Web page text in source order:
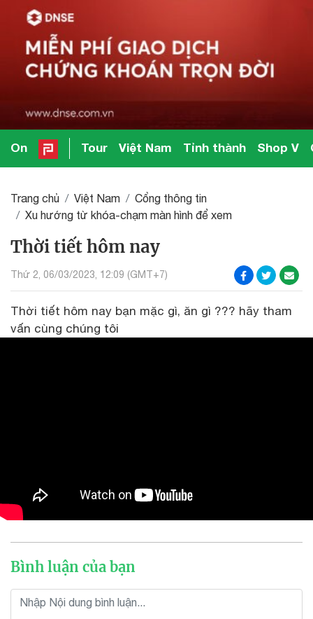
On Tour Việt Nam Tỉnh thành Shop V
Trang chủ Việt Nam
Cổng thông tin
Xu hướng từ khóa-chạm màn hình để xem
Thời tiết hôm nay
Thứ 2, 06/03/2023, 12:09 (GMT+7)
Thời tiết hôm nay bạn mặc gì, ăn gì ??? hãy tham
vấn cùng chúng tôi
Bình luận của bạn